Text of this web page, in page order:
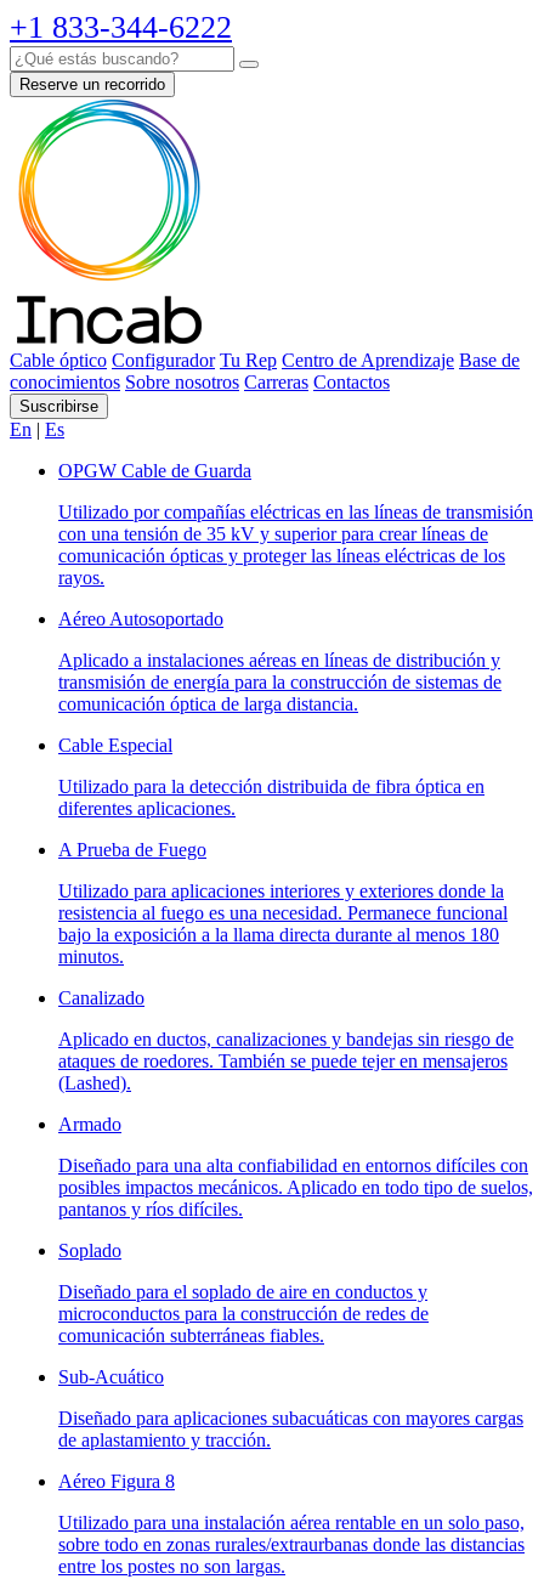
+1 833-344-6222
Reserve un recorrido
Cable óptico Configurador Tu Rep Centro de Aprendizaje Base de
conocimientos Sobre nosotros Carreras Contactos
Suscribirse
En | Es
OPGW Cable de Guarda
Utilizado por compañías eléctricas en las líneas de transmisión
con una tensión de 35 kV y superior para crear líneas de
comunicación ópticas y proteger las líneas eléctricas de los
rayos.
Aéreo Autosoportado
Aplicado a instalaciones aéreas en líneas de distribución y
transmisión de energía para la construcción de sistemas de
comunicación óptica de larga distancia.
Cable Especial
Utilizado para la detección distribuida de fibra óptica en
diferentes aplicaciones.
A Prueba de Fuego
Utilizado para aplicaciones interiores y exteriores donde la
resistencia al fuego es una necesidad. Permanece funcional
bajo la exposición a la llama directa durante al menos 180
minutos.
Canalizado
Aplicado en ductos, canalizaciones y bandejas sin riesgo de
ataques de roedores. También se puede tejer en mensajeros
(Lashed).
Armado
Diseñado para una alta confiabilidad en entornos difíciles con
posibles impactos mecánicos. Aplicado en todo tipo de suelos,
pantanos y ríos difíciles.
Soplado
Diseñado para el soplado de aire en conductos y
microconductos para la construcción de redes de
comunicación subterráneas fiables.
Sub-Acuático
Diseñado para aplicaciones subacuáticas con mayores cargas
de aplastamiento y tracción.
Aéreo Figura 8
Utilizado para una instalación aérea rentable en un solo paso,
sobre todo en zonas rurales/extraurbanas donde las distancias
entre los postes no son largas.